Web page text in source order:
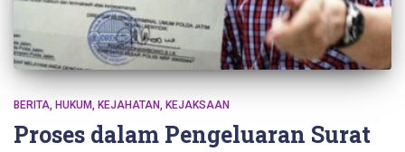
BERITA HUKUM KEJAHATAN KEJAKSAAN
Proses dalam Pengeluaran Surat